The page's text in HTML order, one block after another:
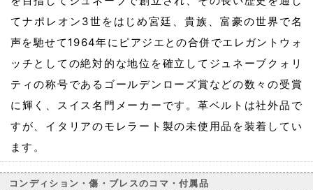
てナポレオン3世をはじめ宮廷、貴族、富豪の世界で名
声を馳せて1964年にピアジエとの合併でエレガントウォ
ッチとしての絶対的な地位を確立してジュネーブクォリ
ティの称号であるゴールデンローズ賞などの数々の受賞
に輝く、スイス名門メーカーです。革ベルトは社外品で
すが、イタリアのモレラート製の未使用品を装着してい
ます。
コンディション・傷・ブレスのコマ・付属品